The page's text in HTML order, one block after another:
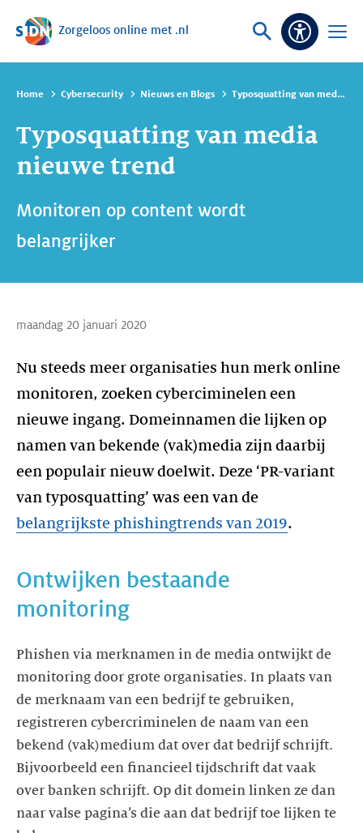
Sla navigatie over
Zorgeloos online met .nl
Vraag
Open
Home Cybersecurity Nieuws en Blogs Typosquatting van media nieuwe trend
Typosquatting van media
nieuwe trend
Monitoren op content wordt
belangrijker
maandag 20 januari 2020
Nu steeds meer organisaties hun merk online
monitoren, zoeken cyberciminelen een
nieuwe ingang. Domeinnamen die lijken op
namen van bekende (vak)media zijn daarbij
een populair nieuw doelwit. Deze ‘PR-variant
van typosquatting’ was een van de
belangrijkste phishingtrends van 2019
Ontwijken bestaande
Phishen via merknamen in de media ontwijkt de
monitoring door grote organisaties. In plaats van
de merknaam van een bedrijf te gebruiken,
registreren cybercriminelen de naam van een
bekend (vak)medium dat over dat bedrijf schrijft.
Bijvoorbeeld een financieel tijdschrift dat vaak
over banken schrijft. Op dit domein linken ze dan
naar valse pagina’s die aan dat bedrijf toe lijken te